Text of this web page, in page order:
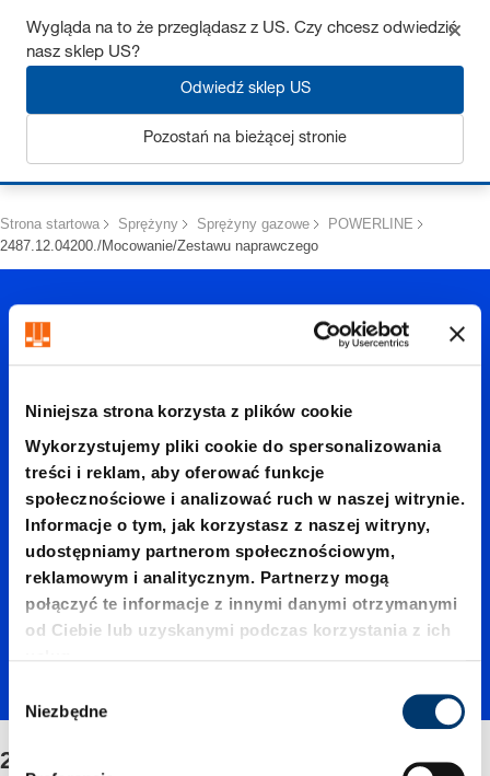
Niniejsza strona korzysta z plików cookie
Wykorzystujemy pliki cookie do spersonalizowania
treści i reklam, aby oferować funkcje
społecznościowe i analizować ruch w naszej witrynie.
Informacje o tym, jak korzystasz z naszej witryny,
udostępniamy partnerom społecznościowym,
reklamowym i analitycznym. Partnerzy mogą
połączyć te informacje z innymi danymi otrzymanymi
od Ciebie lub uzyskanymi podczas korzystania z ich
ó
Niezbędne
Uzyskaj do 7% zniżki – kliknij tutaj, aby dowiedzieć się więcej
Strona startowa Sprężyny Sprężyny gazowe
POWERLINE
2487.12.04200./Mocowanie/Zestawu naprawczego
2487.12.
04200./
Mocow
anie/Ze
2487.12.04200./Mocowanie/Zestawu
Wygląda na to że przeglądasz z US. Czy chcesz odwiedzić
nasz sklep US?
Odwiedź sklep US
Pozostań na bieżącej stronie